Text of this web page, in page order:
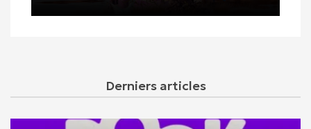
Derniers articles